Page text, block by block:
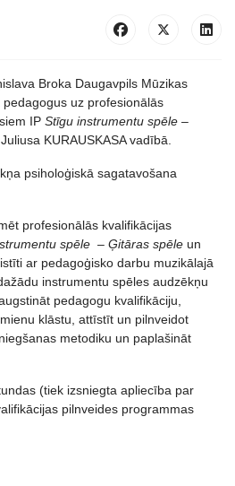
Broka Daugavpils Mūzikas
uz profesionālās
IP Stīgu instrumentu spēle –
KURAUSKASA vadībā.
psiholoģiskā sagatavošana
profesionālās kvalifikācijas
spēle – Ģitāras spēle un
ar pedagoģisko darbu muzikālajā
instrumentu spēles audzēkņu
pedagogu kvalifikāciju,
klāstu, attīstīt un pilnveidot
metodiku un paplašināt
(tiek izsniegta apliecība par
pilnveides programmas